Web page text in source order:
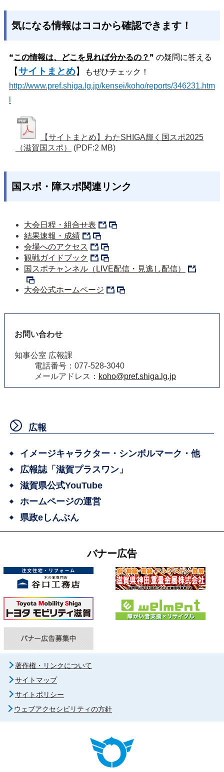
気になる情報はココから確認できます！
❝この情報は、どこを見れば分かるの？ ❞ の疑問に答える
【サイトまとめ】
もぜひチェック！
http://www.pref.shiga.lg.jp/kensei/koho/reports/346231.htm
【サイトまとめ】わたSHIGA輝く国スポ2025
（滋賀国スポ）
(PDF:2 MB)
国スポ・障スポ関連リンク
大会日程・組合せ表
結果速報・成績
会場へのアクセス
観戦ガイドブック
国スポチャンネル（LIVE配信・見逃し配信）
大会公式ホームページ
お問い合わせ
知事公室 広報課
電話番号：077-528-3040
メールアドレス： koho@pref.shiga.lg.jp
広報
イメージキャラクター・シンボルマーク・他
広報誌「滋賀プラスワン」
滋賀県公式YouTube
ホームページの運営
県政eしんぶん
バナー広告
著作権・リンクについて
サイトマップ
サイトポリシー
ウェブアクセシビリティの方針